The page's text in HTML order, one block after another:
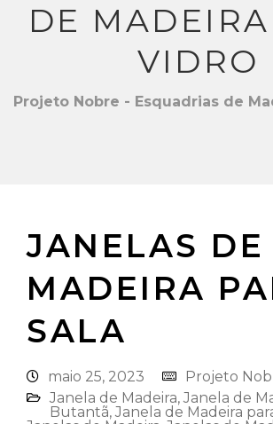
DE
VIDRO
Projeto Nobre - Esquadrias de
JANELAS DE
MADEIRA
SALA
maio 25, 2023
Projeto
Janela de Madeira, Janela de
Butantã, Janela de Madeira